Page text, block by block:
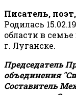
Писатель,
Родилась
области в
г. Луганске.
Председатель
объединения
Составитель